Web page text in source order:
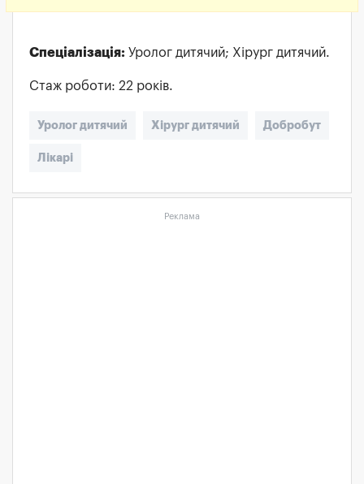
Спеціалізація: Уролог дитячий; Хірург дитячий.
Стаж роботи: 22 років.
Уролог дитячий Хірург дитячий Добробут
Лікарі
Реклама